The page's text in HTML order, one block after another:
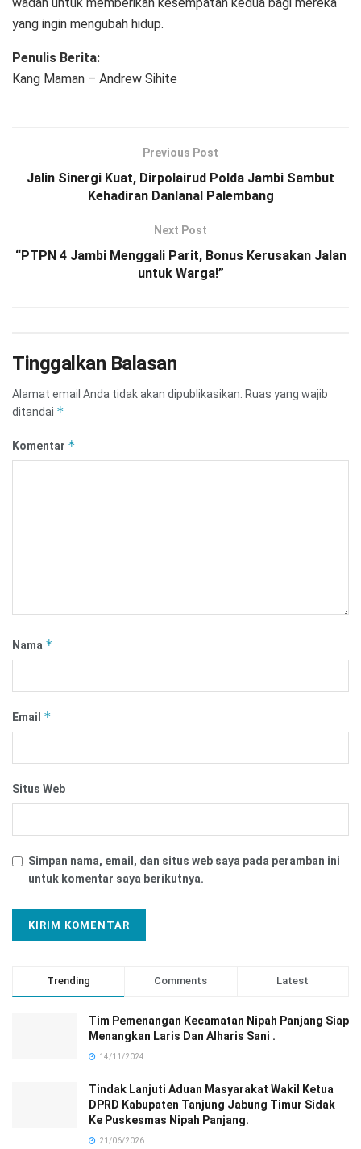
yang ingin mengubah hidup.
Penulis Berita:
Kang Maman – Andrew Sihite
Previous Post
Jalin Sinergi Kuat, Dirpolairud Polda Jambi Sambut
Kehadiran Danlanal Palembang
Next Post
“PTPN 4 Jambi Menggali Parit, Bonus Kerusakan Jalan
untuk Warga!”
Tinggalkan Balasan
Alamat email Anda tidak akan dipublikasikan. Ruas yang wajib
ditandai *
Komentar *
Nama *
Email *
Situs Web
Simpan nama, email, dan situs web saya pada peramban ini
untuk komentar saya berikutnya.
Trending Comments Latest
Tim Pemenangan Kecamatan Nipah Panjang Siap
Menangkan Laris Dan Alharis Sani .
14/11/2024
Tindak Lanjuti Aduan Masyarakat Wakil Ketua
DPRD Kabupaten Tanjung Jabung Timur Sidak
Ke Puskesmas Nipah Panjang.
21/06/2026